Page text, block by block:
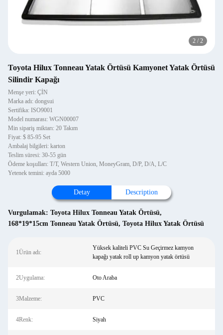
2 / 2
Toyota Hilux Tonneau Yatak Örtüsü Kamyonet Yatak Örtüsü
Silindir Kapağı
Menşe yeri: ÇİN
Marka adı: dongsui
Sertifika: ISO9001
Model numarası: WGN00007
Min sipariş miktarı: 20 Takım
Fiyat: $ 85-95 Set
Ambalaj bilgileri: karton
Teslim süresi: 30-55 gün
Ödeme koşulları: T/T, Western Union, MoneyGram, D/P, D/A, L/C
Yetenek temini: ayda 5000
Detay Description
Vurgulamak: Toyota Hilux Tonneau Yatak Örtüsü,
168*19*15cm Tonneau Yatak Örtüsü, Toyota Hilux Yatak Örtüsü
1Ürün adı:
Yüksek kaliteli PVC Su Geçirmez kamyon
kapağı yatak roll up kamyon yatak örtüsü
2Uygulama: Oto Araba
3Malzeme: PVC
4Renk: Siyah